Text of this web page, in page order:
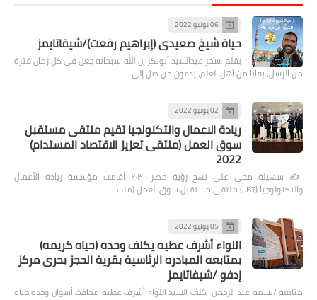
06 يونيو 2022
حياة شيخ صعيدى (إبراهيم رفعت)/شيفاتايمز
بقلم :سحر عبدالسيد أبوبكر إن الله سبحانه جعل في كل زمان فترة
من الرسل، بقايا من أهل العلم، يدعون من ضل إلى …
02 يونيو 2022
ريادة الاعمال والتكنولجيا تقيم ملتقى مستقبل
سوق العمل (ملتقى تعزيز الاقتصاد المستدام)
2022
✍️ سهيلة محي على نهج رؤية مصر ٢٠٣٠ أقامت مؤسسة ريادة الأعمال
والتكنولوجيا (LBT) ملتقى مستقبل سوق العمل (ملت…
05 يوليو 2022
اللواء أشرف عطيه يكلف وحده (حياه كريمه)
بمتابعه المبادره الرئاسية بقرية الحجز بحرى مركز
إدفو /شيفاتايمز
متابعه /بسمه عبد الرحمن كلف السيد اللواء أشرف عطيه محافظ أسوان وحده حياه